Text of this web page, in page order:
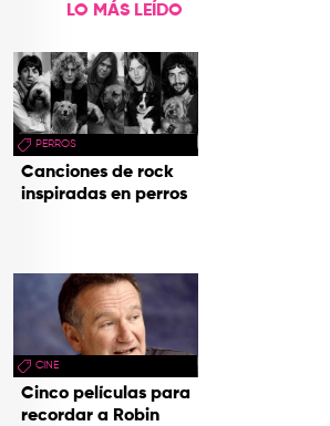
LO MÁS LEÍDO
PERROS
Canciones de rock
inspiradas en perros
CINE
Cinco películas para
recordar a Robin